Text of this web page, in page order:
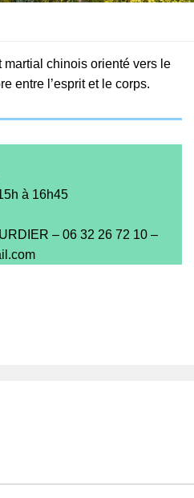
martial chinois orienté vers le
entre l’esprit et le corps.
à 16h45
– 06 32 26 72 10 –